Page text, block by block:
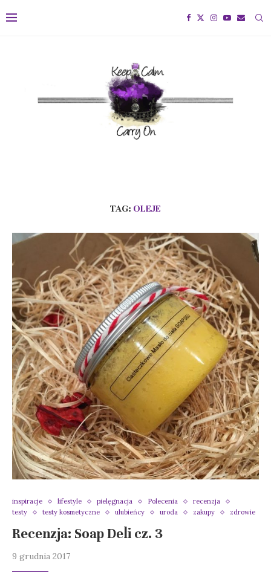
TAG: OLEJE
inspiracje lifestyle pielęgnacja Polecenia
recenzja
testy
testy kosmetyczne ulubieńcy uroda zakupy zdrowie
Recenzja: Soap Deli cz. 3
9 grudnia 2017